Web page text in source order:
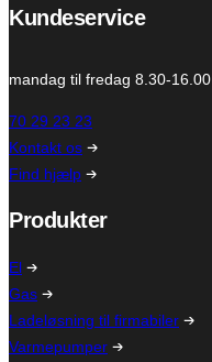
Kundeservice
mandag til fredag 8.30-16.00
70 29 23 23
Kontakt os
Find hjælp
Produkter
El
Gas
Ladeløsning til firmabiler
Varmepumper